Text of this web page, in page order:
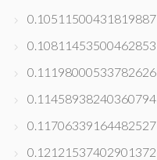
0.10511500431819887
0.10811453500462853
0.11198000533782626
0.11458938240360794
0.11706339164482527
0.12121537402901372